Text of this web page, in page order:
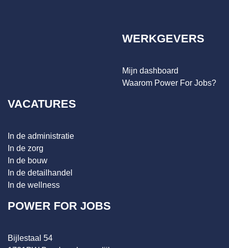
WERKGEVERS
Mijn dashboard
Waarom Power For Jobs?
VACATURES
In de administratie
In de zorg
In de bouw
In de detailhandel
In de wellness
POWER FOR JOBS
Bijlestaal 54